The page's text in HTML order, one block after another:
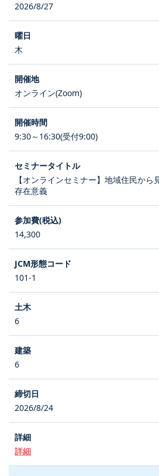
2026/8/27
木
オンライン(Zoom)
9:30～16:30(受付9:00)
【オンラインセミナー】地域住民か
存在意義
14,300
101-1
6
6
2026/8/24
詳細